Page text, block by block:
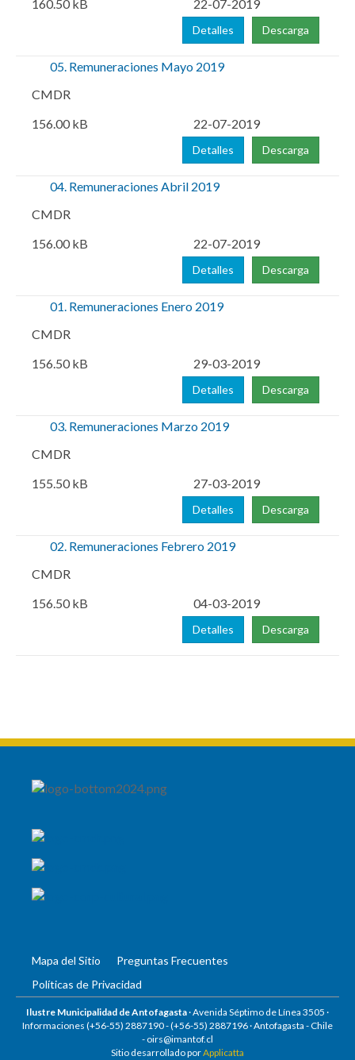
160.50 kB
22-07-2019
Descarga
Detalles
05. Remuneraciones Mayo 2019
CMDR
156.00 kB
22-07-2019
Descarga
Detalles
04. Remuneraciones Abril 2019
CMDR
156.00 kB
22-07-2019
Descarga
Detalles
01. Remuneraciones Enero 2019
CMDR
156.50 kB
29-03-2019
Descarga
Detalles
03. Remuneraciones Marzo 2019
CMDR
155.50 kB
27-03-2019
Descarga
Detalles
02. Remuneraciones Febrero 2019
CMDR
156.50 kB
04-03-2019
Descarga
Detalles
Mapa del Sitio
Preguntas Frecuentes
Políticas de Privacidad
Ilustre Municipalidad de Antofagasta· Avenida Séptimo de Línea 3505 ·
Informaciones (+56-55) 2887190 -(+56-55) 2887196· Antofagasta - Chile
- oirs@imantof.cl
Sitio desarrollado porApplicatta